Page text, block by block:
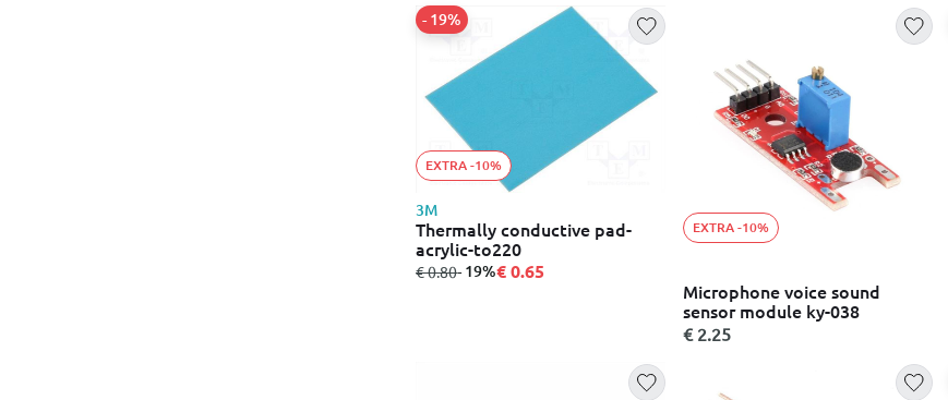
EXTRA -10%
3M
Thermally conductive pad-
acrylic-to220
από
€ 0.80σε
- 19%
- 19%€ 0.65
EXTRA -10%
Microphone voice sound
sensor module ky-038
€ 2.25